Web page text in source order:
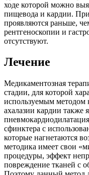
ходе которой можно
пищевода и кардии.
проявляются раньше,
рентгеноскопии и
отсутствуют.
Лечение
Медикаментозная
стадии, для которой
используемым методом
ахалазии кардии также
сфинктера с
которые нагнетаются
методика имеет свои
процедуры, эффект
повреждение тканей с